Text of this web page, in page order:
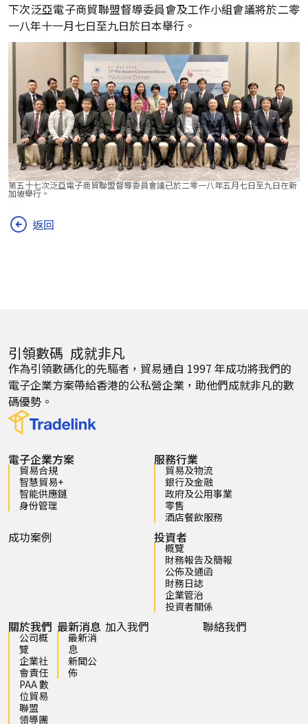
下次泛亞電子商貿聯盟督導委員會及工作小組會議將於二零
一八年十一月七日至九日於日本舉行。
第五十七次泛亞電子商貿聯盟督導委員會議已於二零一八年五月七日至九日在新
加坡舉行。
返回
引領數碼 成就非凡
作為引領數碼化的先驅者，貿易通自 1997 年成功將我們的
電子企業方案帶給香港的公私營企業，助他們成就非凡的數
碼優勢。
電子企業方案
貿易合規
智慧貿易+
智能供應鏈
身份管理
服務行業
貿易及物流
銀行及金融
政府及公用事業
零售
酒店餐飲服務
成功案例 投資者
概覽
財務報告及簡報
公佈及通函
財務日誌
企業管治
投資者關係
關於我們
公司概
覽
企業社
會責任
PAA 數
位貿易
聯盟
領導團
最新消息
最新消
息
新聞公
佈
加入我們 聯絡我們